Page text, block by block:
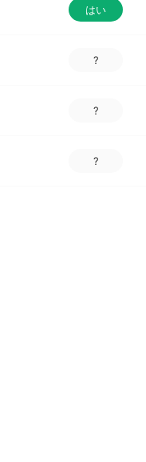
はい
?
?
?